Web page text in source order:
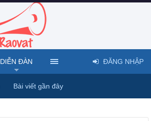
DIỄN ĐÀN
Bài viết gần đây
ĐĂNG NHẬP